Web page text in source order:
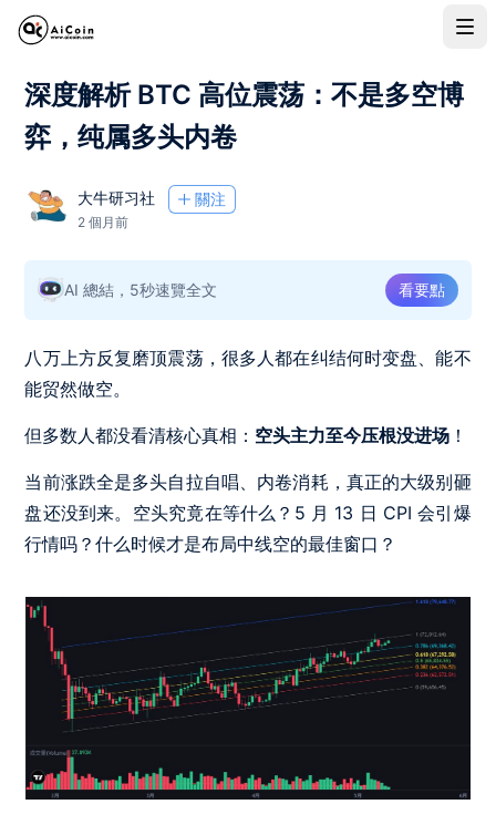
深度解析 BTC 高位震荡：不是多空博
弈，纯属多头内卷
大牛研习社 關注
2 個月前
AI 總結，5秒速覽全文 看要點
八万上方反复磨顶震荡，很多人都在纠结何时变盘、能不
能贸然做空。
但多数人都没看清核心真相： 空头主力至今压根没进场 ！
当前涨跌全是多头自拉自唱、内卷消耗，真正的大级别砸
盘还没到来。空头究竟在等什么？5 月 13 日 CPI 会引爆
行情吗？什么时候才是布局中线空的最佳窗口？